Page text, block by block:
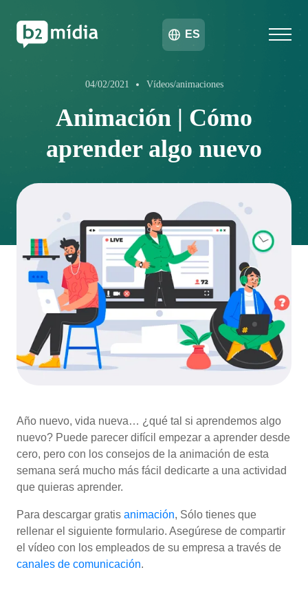
ES
04/02/2021 Vídeos/animaciones
Animación | Cómo
aprender algo nuevo
Año nuevo, vida nueva… ¿qué tal si aprendemos algo
nuevo? Puede parecer difícil empezar a aprender desde
cero, pero con los consejos de la animación de esta
semana será mucho más fácil dedicarte a una actividad
que quieras aprender.
Para descargar gratis animación, Sólo tienes que
rellenar el siguiente formulario. Asegúrese de compartir
el vídeo con los empleados de su empresa a través de
canales de comunicación.